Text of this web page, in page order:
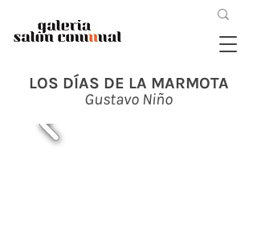
LOS DÍAS DE LA MARMOTA
Gustavo Niño